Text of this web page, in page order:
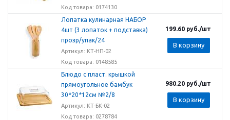
Код товара: 0174130
Лопатка кулинарная НАБОР
4шт (3 лопаток + подставка)
прозр/упак/24
Артикул: КТ-НП-02
Код товара: 0148585
199.60руб./шт
В корзину
Блюдо с пласт. крышкой
прямоугольное бамбук
30*20*12см №2/8
Артикул: КТ-БК-02
Код товара: 0278784
980.20руб./шт
В корзину